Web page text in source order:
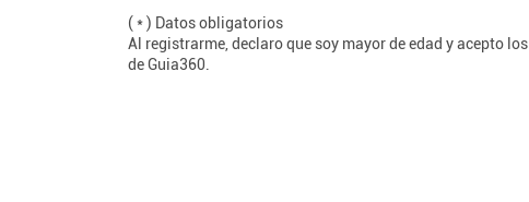
( * ) Datos obligatorios
Al registrarme, declaro que soy mayor de edad y acepto los
de Guia360.